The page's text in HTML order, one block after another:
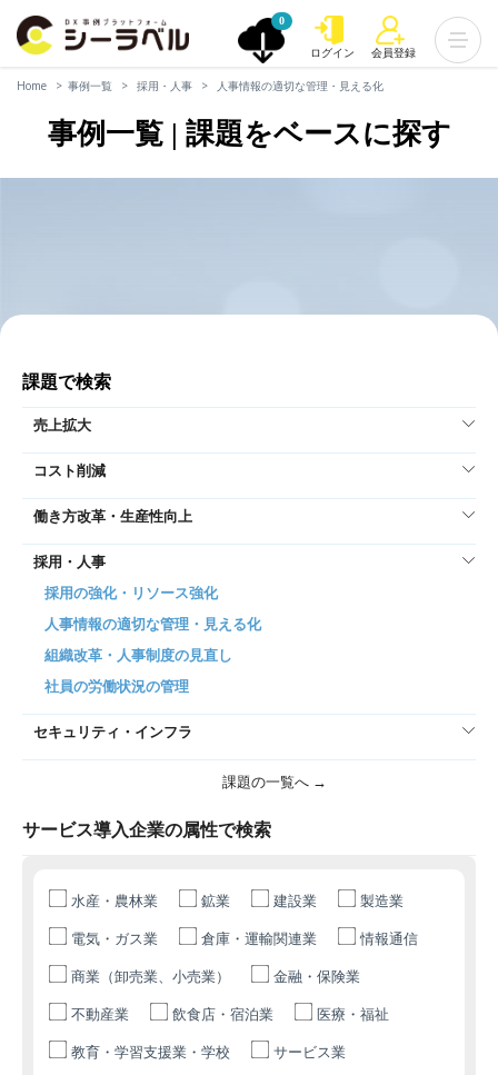
0
ログイン 会員登録
Home 事例一覧 採用・人事 人事情報の適切な管理・見える化
事例一覧 | 課題をベースに探す
課題で検索
売上拡大
コスト削減
働き方改革・生産性向上
採用・人事
採用の強化・リソース強化
人事情報の適切な管理・見える化
組織改革・人事制度の見直し
社員の労働状況の管理
セキュリティ・インフラ
課題の一覧へ →
サービス導入企業の属性で検索
水産・農林業 鉱業 建設業 製造業
電気・ガス業 倉庫・運輸関連業 情報通信
商業（卸売業、小売業） 金融・保険業
不動産業 飲食店・宿泊業 医療・福祉
教育・学習支援業・学校 サービス業